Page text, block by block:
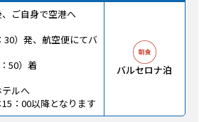
ご自身で空港へ
30）発、航空便にてバ
50）着
ルへ
：00以降となります
バルセロナ泊